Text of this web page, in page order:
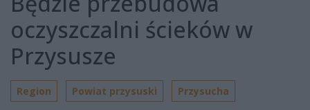
oczyszczalni ścieków w
Przysusze
Region Powiat przysuski Przysucha